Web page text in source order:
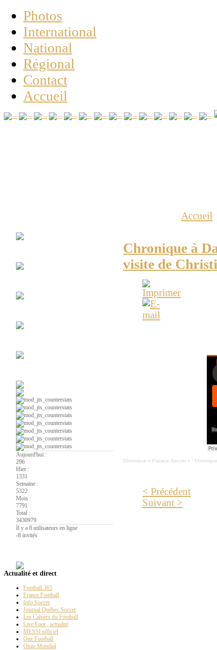
Photos
International
National
Régional
Contact
Accueil
Aujourd'hui :
296
Hier :
1331
Semaine :
5322
Mois :
7791
Total :
3430979
Il y a 8 utilisateurs en ligne
-8 invités
Accueil
Chronique à
visite de
Chronique « Espace Soccer » ·
< Précédent
Suivant >
Actualité et direct
Football 365
France Football
Info Soccer
Journal Québec Soccer
Les Cahiers du Football
Live Foot , actualité
MESSI officiel
One Football
Onze Mondial